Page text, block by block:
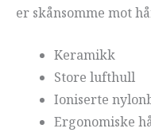
er skånsomme mot
Keramikk
Store lufthull
Ioniserte
Ergonomiske